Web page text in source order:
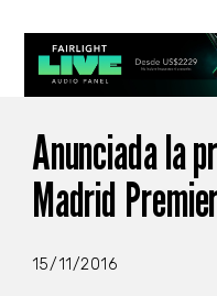
Anunciada la
Madrid
15/11/2016